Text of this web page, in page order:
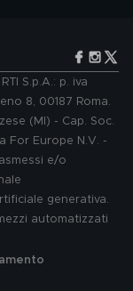
S.p.A.: p. iva
8, 00187 Roma.
(MI) - Cap. Soc.
For Europe N.V. -
e/o
generativa.
automatizzati